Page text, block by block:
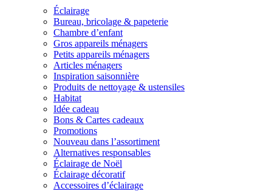
Éclairage
Bureau, bricolage & papeterie
Chambre d’enfant
Gros appareils ménagers
Petits appareils ménagers
Articles ménagers
Inspiration saisonnière
Produits de nettoyage & ustensiles
Habitat
Idée cadeau
Bons & Cartes cadeaux
Promotions
Nouveau dans l’assortiment
Alternatives responsables
Éclairage de Noël
Éclairage décoratif
Accessoires d’éclairage